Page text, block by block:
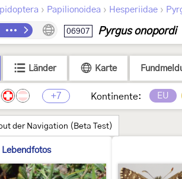
› Papilionoidea › Hesperiidae ›
06907 Pyrgus onopordi
Länder Karte
+7 Kontinente: EU
der Navigation (Beta Test)
Lebendfotos